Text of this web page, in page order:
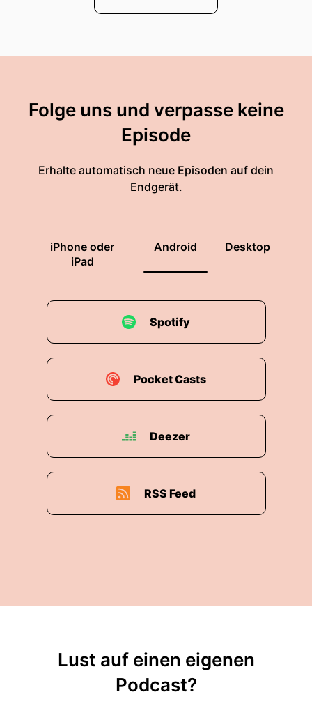
Folge uns und verpasse keine
Episode
Erhalte automatisch neue Episoden auf dein
Endgerät.
iPhone oder
iPad
Android Desktop
Spotify
Pocket Casts
Deezer
RSS Feed
Lust auf einen eigenen
Podcast?